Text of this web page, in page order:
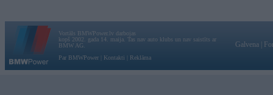
Vortāls BMWPower.lv darbojas
kopš 2002. gada 14. maija. Tas nav auto klubs un nav saistīts ar
BMW AG.
Par BMWPower
Kontakti Reklāma
Galvena